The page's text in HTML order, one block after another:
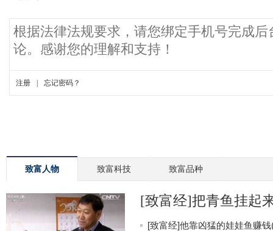
致富人物 致富科技 致富品种
[致富经]把青鱼挂起
[致富经]他靠凶猛的娃娃鱼赚钱